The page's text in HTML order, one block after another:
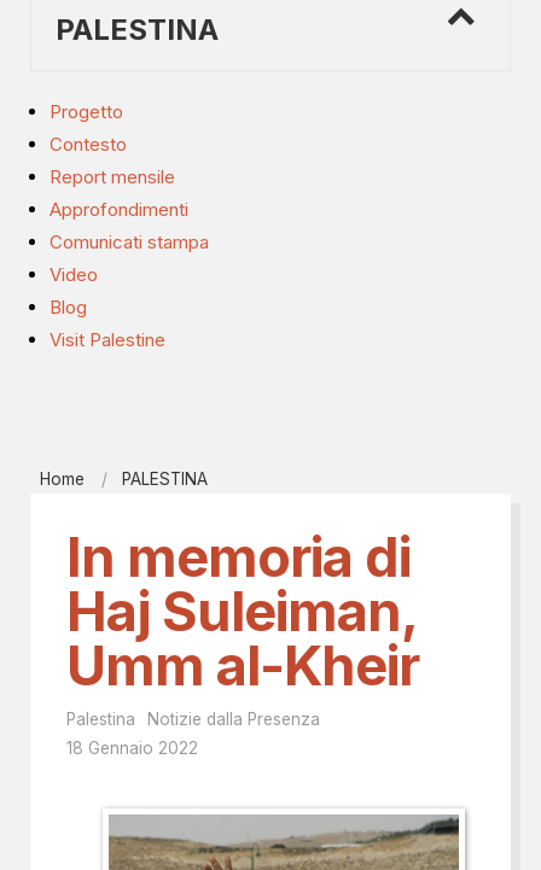
PALESTINA
Progetto
Contesto
Report mensile
Approfondimenti
Comunicati stampa
Video
Blog
Visit Palestine
Home PALESTINA
In memoria di
Haj Suleiman,
Umm al-Kheir
Palestina
Notizie dalla Presenza
18 Gennaio 2022